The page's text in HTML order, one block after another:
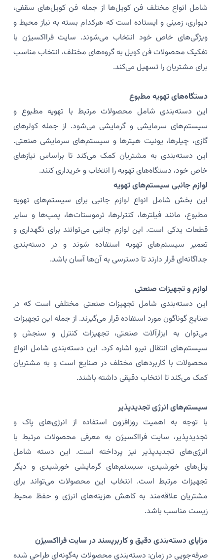
شامل انواع مختلف فن کویل‌ها از جمله فن کویل‌های سقفی،
دیواری، زمینی و ایستاده است که هرکدام بسته به نیاز محیط و
ویژگی‌های خاص خود انتخاب می‌شوند. سایت فرااکسیژن با
تفکیک محصولات فن کویل به گروه‌های مختلف، انتخاب مناسب
برای مشتریان را تسهیل می‌کند.
دستگاه‌های تهویه مطبوع
این دسته‌بندی شامل محصولات مرتبط با تهویه مطبوع و
سیستم‌های سرمایشی و گرمایشی می‌شود. از جمله کولرهای
گازی، چیلرها، یونیت هیترها و سیستم‌های سرمایشی صنعتی.
این دسته‌بندی به مشتریان کمک می‌کند تا براساس نیازهای
خاص خود، دستگاه‌های تهویه را انتخاب و خریداری کنند.
لوازم جانبی سیستم‌های تهویه
این بخش شامل انواع لوازم جانبی برای سیستم‌های تهویه
مطبوع، مانند فیلترها، کنترلرها، ترموستات‌ها، پمپ‌ها و سایر
قطعات یدکی است. این لوازم جانبی می‌توانند برای نگهداری و
تعمیر سیستم‌های تهویه استفاده شوند و در دسته‌بندی
جداگانه‌ای قرار دارند تا دسترسی به آن‌ها آسان باشد.
لوازم و تجهیزات صنعتی
این دسته‌بندی شامل تجهیزات صنعتی مختلفی است که در
صنایع گوناگون مورد استفاده قرار می‌گیرند. از جمله این تجهیزات
می‌توان به ابزارآلات صنعتی، تجهیزات کنترل و سنجش و
سیستم‌های انتقال نیرو اشاره کرد. این دسته‌بندی شامل انواع
محصولات با کاربردهای مختلف در صنایع است و به مشتریان
کمک می‌کند تا انتخاب دقیقی داشته باشند.
سیستم‌های انرژی تجدیدپذیر
با توجه به اهمیت روزافزون استفاده از انرژی‌های پاک و
تجدیدپذیر، سایت فرااکسیژن به معرفی محصولات مرتبط با
انرژی‌های تجدیدپذیر نیز پرداخته است. این دسته شامل
پنل‌های خورشیدی، سیستم‌های گرمایشی خورشیدی و دیگر
تجهیزات مرتبط است. انتخاب این محصولات می‌تواند برای
مشتریان علاقه‌مند به کاهش هزینه‌های انرژی و حفظ محیط
زیست مناسب باشد.
مزایای دسته‌بندی دقیق و کاربرپسند در سایت فرااکسیژن
صرفه‌جویی در زمان: دسته‌بندی محصولات به‌گونه‌ای طراحی شده